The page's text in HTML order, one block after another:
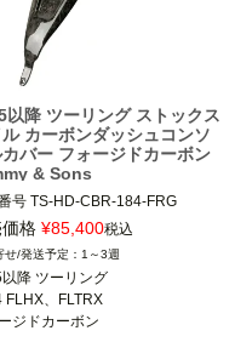
以降 ツーリング ストックス
カーボンダッシュコンソ
バー フォージドカーボン
& Sons
号 TS-HD-CBR-184-FRG
709918
降 ツーリング
FLHX、FLTRX
降 FLHXSE、FLTRXSE、FLTR
格 ¥85,400税込
1～3週
降 ツーリング
FLHX、FLTRX
ジドカーボン